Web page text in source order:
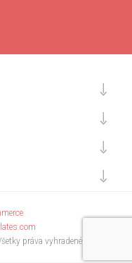
práva vyhradené.